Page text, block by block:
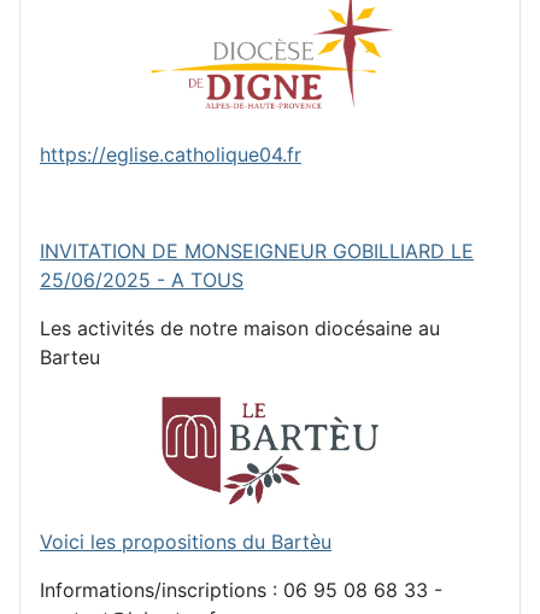
https://eglise.catholique04.fr
INVITATION DE MONSEIGNEUR GOBILLIARD LE
25/06/2025 - A TOUS
Les activités de notre maison diocésaine au
Barteu
Voici les propositions du Bartèu
Informations/inscriptions : 06 95 08 68 33 -